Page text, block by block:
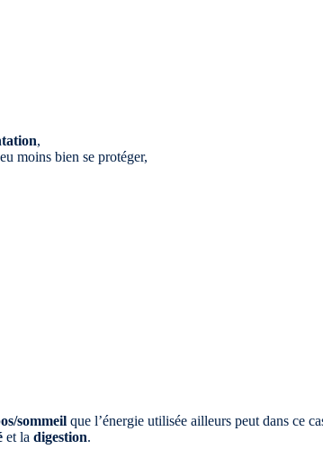
,
moins bien se protéger,
sommeil que l’énergie utilisée ailleurs peut dans ce
et la digestion.